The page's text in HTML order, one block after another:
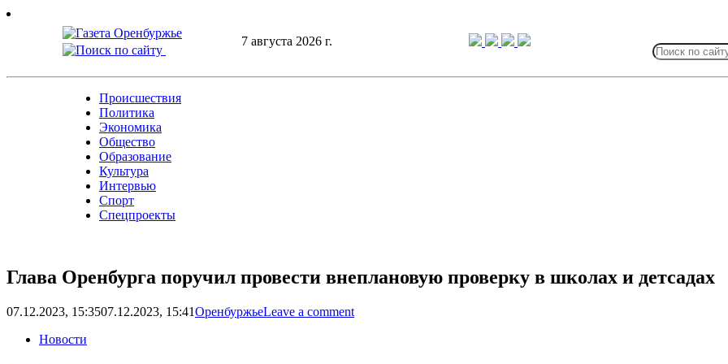
Skip
7 августа 2026 г.
for:
Происшествия
Политика
Экономика
Общество
Образование
Культура
Интервью
Спорт
Спецпроекты
Глава Оренбурга поручил провести внеплановую проверку в школах и детсадах
07.12.2023, 15:3507.12.2023, 15:41ОренбуржьеLeave a comment
Новости